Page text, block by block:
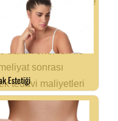
hafif ağrı ve
Bu etkiler,
bakım önerileri ile
sonrası
tedavi maliyetleri